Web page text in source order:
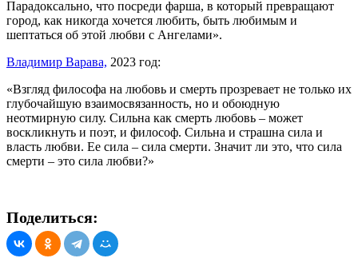
Парадоксально, что посреди фарша, в который превращают
город, как никогда хочется любить, быть любимым и
шептаться об этой любви с Ангелами».
Владимир Варава, 2023 год:
«Взгляд философа на любовь и смерть прозревает не только их
глубочайшую взаимосвязанность, но и обоюдную
неотмирную силу. Сильна как смерть любовь – может
воскликнуть и поэт, и философ. Сильна и страшна сила и
власть любви. Ее сила – сила смерти. Значит ли это, что сила
смерти – это сила любви?»
Поделиться: